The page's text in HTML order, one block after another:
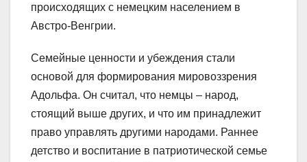
происходящих с немецким населением в
Австро-Венгрии.
Семейные ценности и убеждения стали
основой для формирования мировоззрения
Адольфа. Он считал, что немцы – народ,
стоящий выше других, и что им принадлежит
право управлять другими народами. Раннее
детство и воспитание в патриотической семье